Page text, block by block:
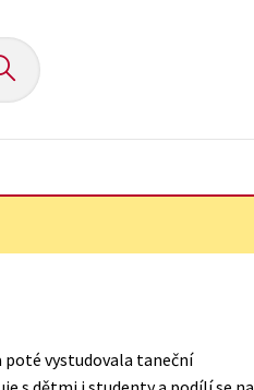
poté vystudovala taneční